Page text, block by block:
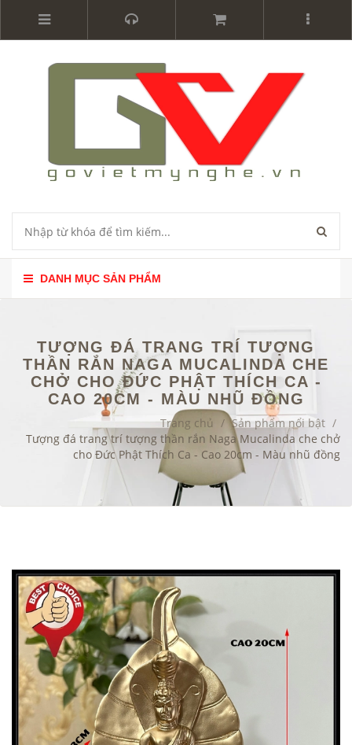
DANH MỤC SẢN PHẨM
TƯỢNG ĐÁ TRANG TRÍ TƯỢNG
THẦN RẮN NAGA MUCALINDA CHE
CHỞ CHO ĐỨC PHẬT THÍCH CA -
CAO 20CM - MÀU NHŨ ĐỒNG
Trang chủ / Sản phẩm nổi bật /
Tượng đá trang trí tượng thần rắn Naga Mucalinda che chở
cho Đức Phật Thích Ca - Cao 20cm - Màu nhũ đồng